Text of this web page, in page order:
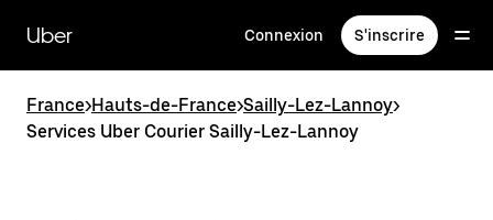
contenu
principal
Uber Connexion S'inscrire
France>Hauts-de-France>Sailly-Lez-Lannoy>
Services Uber Courier Sailly-Lez-Lannoy